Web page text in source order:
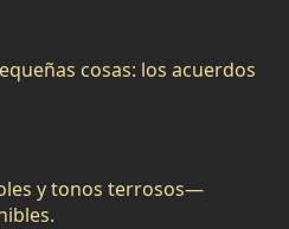
cosas: los acuerdos
y tonos terrosos—